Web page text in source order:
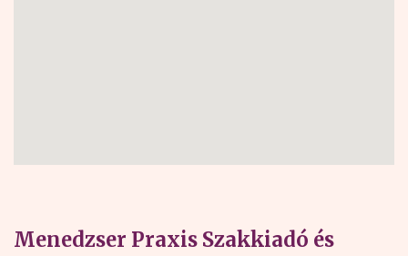
Menedzser Praxis Szakkiadó és